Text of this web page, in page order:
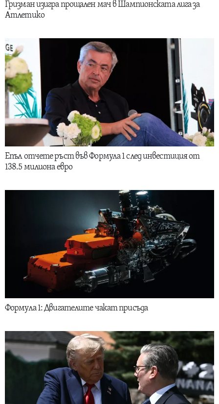
Гризман изигра прощален мач в Шампионската лига за
Атлетико
Епъл отчете ръст във Формула 1 след инвестиция от
138.5 милиона евро
Формула 1: Двигателите чакат присъда